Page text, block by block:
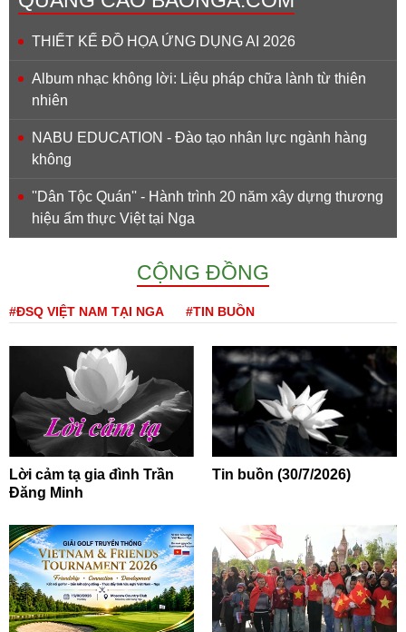
THIẾT KẾ ĐỒ HỌA ỨNG DỤNG AI 2026
Album nhạc không lời: Liệu pháp chữa lành từ thiên
nhiên
NABU EDUCATION - Đào tạo nhân lực ngành hàng
không
''Dân Tộc Quán'' - Hành trình 20 năm xây dựng thương
hiệu ẩm thực Việt tại Nga
CỘNG ĐỒNG
#ĐSQ VIỆT NAM TẠI NGA #TIN BUỒN
Lời cảm tạ gia đình Trần
Đăng Minh
Tin buồn (30/7/2026)